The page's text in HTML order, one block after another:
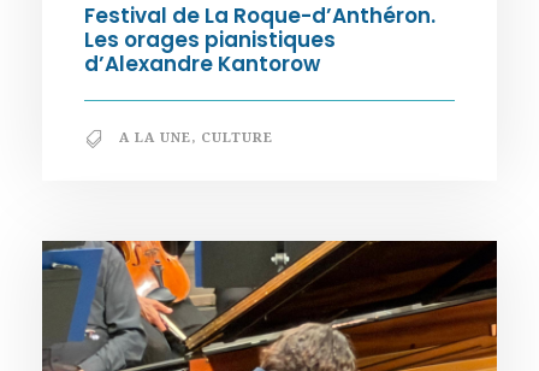
Festival de La Roque-d’Anthéron.
Les orages pianistiques
d’Alexandre Kantorow
A LA UNE, CULTURE